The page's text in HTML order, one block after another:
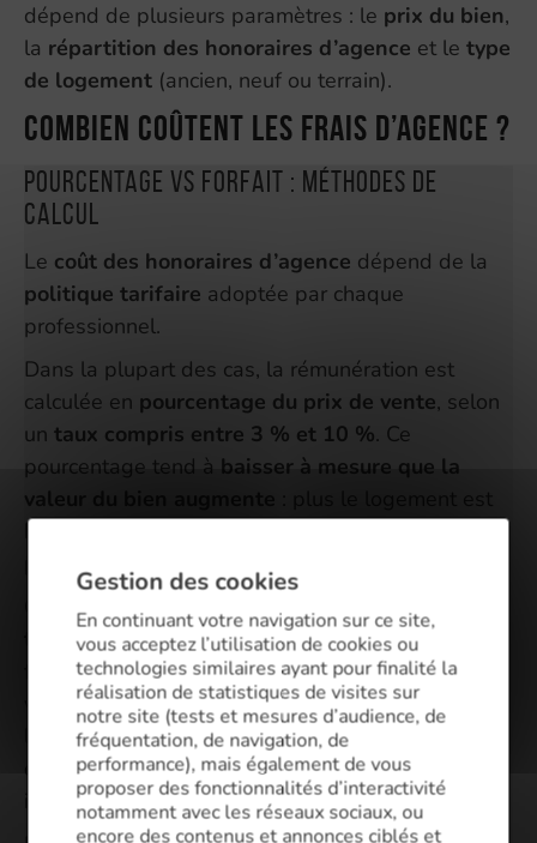
dépend de plusieurs paramètres : le prix du bien,
la répartition des honoraires d’agence et le type
de logement (ancien, neuf ou terrain).
Combien coûtent les frais d’agence ?
Pourcentage VS forfait : méthodes de
calcul
Le coût des honoraires d’agence dépend de la
politique tarifaire adoptée par chaque
professionnel.
Dans la plupart des cas, la rémunération est
calculée en pourcentage du prix de vente, selon
un taux compris entre 3 % et 10 %. Ce
pourcentage tend à baisser à mesure que la
valeur du bien augmente
haut de gamme, plus la commission
Certaines agences privilégient toutefois une
tarification au forfait. Cette méthode consiste à
fixer un montant unique, quel que soit le prix de
vente. Bien que moins courante, elle présente
l’avantage d’unevisibilité immédiate pour le
client, puisque la somme reste inchangée,
indépendamment de la valeur du bien.
Gestion des cookies
En continuant votre navigation sur ce site,
vous acceptez l’utilisation de cookies ou
technologies similaires ayant pour finalité la
réalisation de statistiques de visites sur
notre site (tests et mesures d’audience, de
fréquentation, de navigation, de
performance), mais également de vous
proposer des fonctionnalités d’interactivité
notamment avec les réseaux sociaux, ou
encore des contenus et annonces ciblés et